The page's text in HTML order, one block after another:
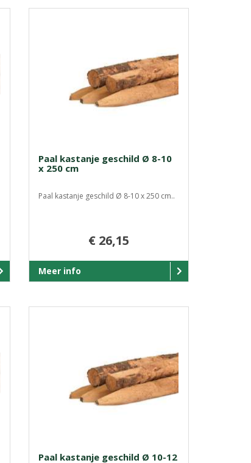
Paal kastanje geschild Ø 8-10
x 250 cm
Paal kastanje geschild Ø 8-10 x 250 cm..
€ 26,15
Meer info
Paal kastanje geschild Ø 10-12